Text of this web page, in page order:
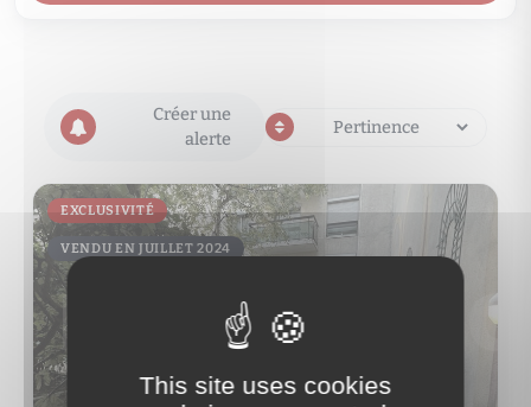
Créer une
alerte
EXCLUSIVITÉ
VENDU EN JUILLET 2024
This site uses cookies